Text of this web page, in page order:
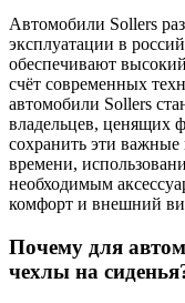
Автомобили Sollers
эксплуатации в
обеспечивают
счёт современных
автомобили Sollers
владельцев, ценящих
сохранить эти важные
времени,
необходимым
комфорт и внешний
Почему для
чехлы на